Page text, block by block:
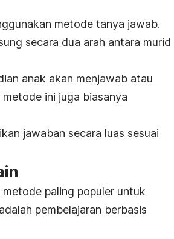
metode tanya jawab.
secara dua arah antara murid
anak akan menjawab atau
ini juga biasanya
jawaban secara luas sesuai
metode paling populer untuk
pembelajaran berbasis